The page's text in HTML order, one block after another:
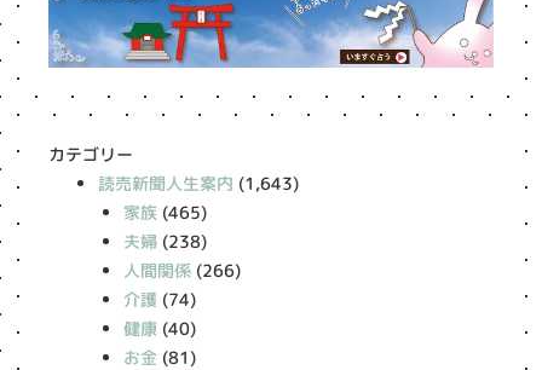
カテゴリー
読売新聞人生案内 (1,643)
家族(465)
夫婦(238)
人間関係(266)
介護 (74)
健康(40)
お金(81)